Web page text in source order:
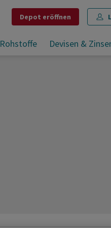
Depot eröffnen
Rohstoffe Devisen &
Drucken Kommentare